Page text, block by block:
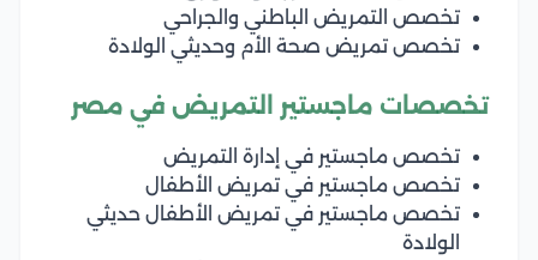
تخصص التمريض الباطني والجراحي
تخصص تمريض صحة الأم وحديثي الولادة
تخصصات ماجستير التمريض في مصر
تخصص ماجستير في إدارة التمريض
تخصص ماجستير في تمريض الأطفال
تخصص ماجستير في تمريض الأطفال حديثي
الولادة